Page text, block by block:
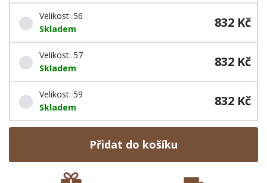
Velikost: 56
Skladem
832 Kč
Velikost: 57
Skladem
832 Kč
Velikost: 59
Skladem
832 Kč
Přidat do košíku